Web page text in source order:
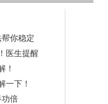
你稳定
医生提醒
！
一下！
功倍